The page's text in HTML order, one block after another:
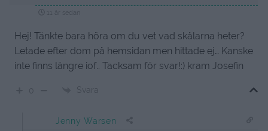
Hej! Tänkte bara höra om du vet vad skålarna heter?
Letade efter dom på hemsidan men hittade ej… Kanske
inte finns längre iof.. Tacksam för svar!:) kram Josefin
Svara
Jenny Warsen